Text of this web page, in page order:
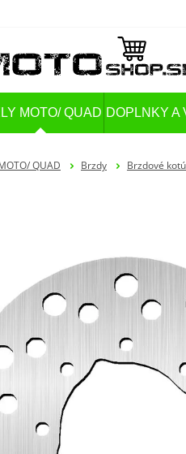
MOTO/ QUAD DOPLNKY A
QUAD Brzdy Brzdové